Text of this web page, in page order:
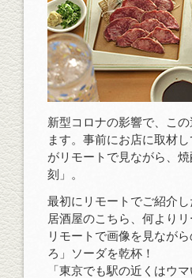
新型コロナの影響で、こ
ます。事前にお店に取材
がリモートで見ながら、
刻」。
最初にリモートでご紹介
居酒屋のこちら、何より
リモートで画像を見なが
ろ」ソーダを乾杯！
「東京でも駅の近くはウ